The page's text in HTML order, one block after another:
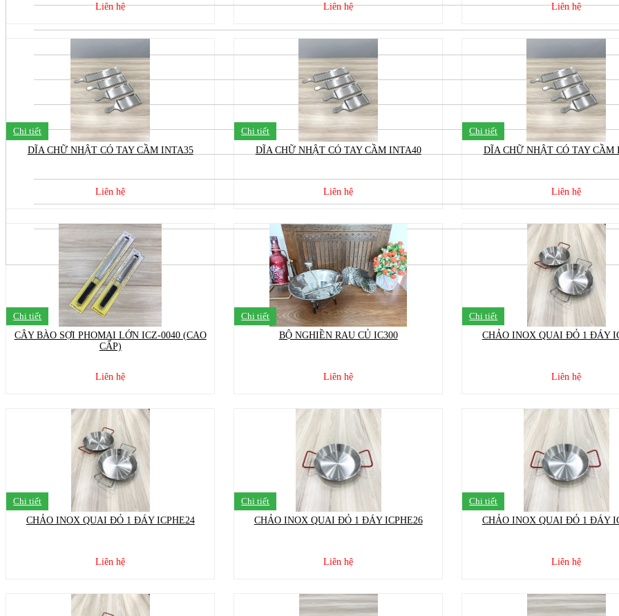
Liên hệ Liên hệ Liên hệ
Chi tiết
DĨA CHỮ NHẬT CÓ TAY CẦM INTA35
Liên hệ
Chi tiết
DĨA CHỮ NHẬT CÓ TAY CẦM INTA40
Liên hệ
Chi tiết
DĨA CHỮ NHẬT CÓ TAY CẦM
Liên hệ
Chi tiết
CÂY BÀO SỢI PHOMAI LỚN ICZ-0040 (CAO
CẤP)
Liên hệ
Chi tiết
BỘ NGHIỀN RAU CỦ IC300
Liên hệ
Chi tiết
CHẢO INOX QUAI ĐỎ 1 ĐÁY
Liên hệ
Chi tiết
CHẢO INOX QUAI ĐỎ 1 ĐÁY ICPHE24
Liên hệ
Chi tiết
CHẢO INOX QUAI ĐỎ 1 ĐÁY ICPHE26
Liên hệ
Chi tiết
CHẢO INOX QUAI ĐỎ 1 ĐÁY
Liên hệ